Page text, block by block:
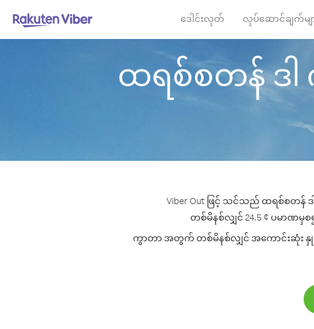
ဒေါင်းလုတ် လုပ်ဆောင်ချက်မျ
ထရစ်စတန် ဒါ
Viber Out ဖြင့် သင်သည် ထရစ်စတန်
တစ်မိနစ်လျှင် 24.5 ¢ ပမာဏမှ
ကွာတာ အတွက် တစ်မိနစ်လျှင် အကောင်းဆုံး နှု